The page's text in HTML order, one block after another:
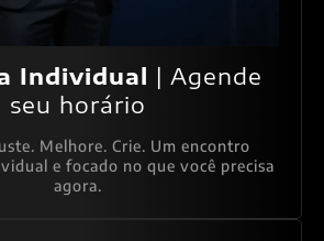
Individual | Agende
seu horário
Melhore. Crie. Um encontro
e focado no que você precisa
agora.